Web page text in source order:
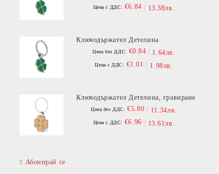
Цена с ДДС: €6.84 13.38лв.
Ключодържател Детелина
Цена без ДДС: €0.84 1.64лв.
Цена с ДДС: €1.01 1.98лв.
Ключодържател Детелина, гравиране
Цена без ДДС: €5.80 11.34лв.
Цена с ДДС: €6.96 13.61лв.
Абонирай се